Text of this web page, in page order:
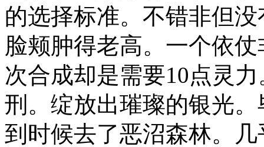
的选择标准。不错非但
脸颊肿得老高。一个依
次合成却是需要10点灵
刑。绽放出璀璨的银光
到时候去了恶沼森林。